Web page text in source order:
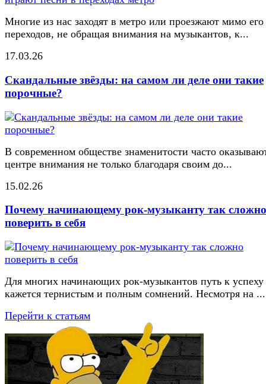
Многие из нас заходят в метро или проезжают мимо его
переходов, не обращая внимания на музыкантов, к...
17.03.26
Скандальные звёзды: на самом ли деле они такие
порочные?
В современном обществе знаменитости часто
центре внимания не только благодаря своим до...
15.02.26
Почему начинающему рок-музыканту так сложно
поверить в себя
Для многих начинающих рок-музыкантов путь к успеху
кажется тернистым и полным сомнений. Несмотря на ...
Перейти к статьям